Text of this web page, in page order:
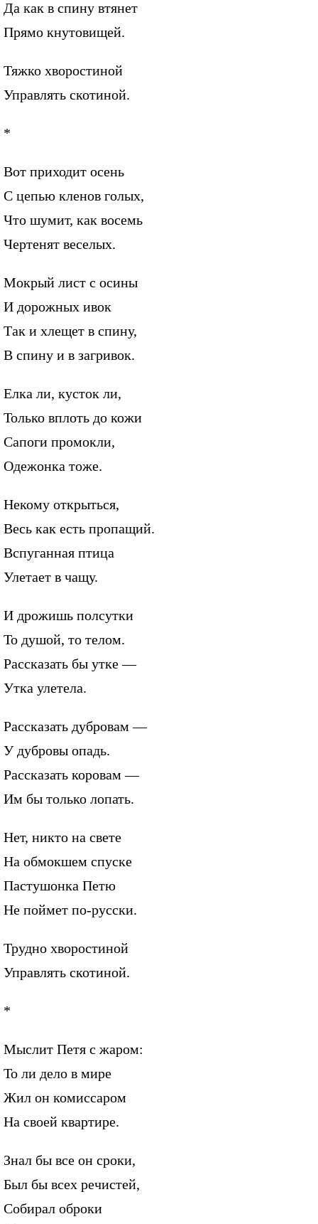
Да как в спину втянет
Прямо кнутовищей.
Тяжко хворостиной
Управлять скотиной.
*
Вот приходит осень
С цепью кленов голых,
Что шумит, как восемь
Чертенят веселых.
Мокрый лист с осины
И дорожных ивок
Так и хлещет в спину,
В спину и в загривок.
Елка ли, кусток ли,
Только вплоть до кожи
Сапоги промокли,
Одежонка тоже.
Некому открыться,
Весь как есть пропащий.
Вспуганная птица
Улетает в чащу.
И дрожишь полсутки
То душой, то телом.
Рассказать бы утке —
Утка улетела.
Рассказать дубровам —
У дубровы опадь.
Рассказать коровам —
Им бы только лопать.
Нет, никто на свете
На обмокшем спуске
Пастушонка Петю
Не поймет по-русски.
Трудно хворостиной
Управлять скотиной.
*
Мыслит Петя с жаром:
То ли дело в мире
Жил он комиссаром
На своей квартире.
Знал бы все он сроки,
Был бы всех речистей,
Собирал оброки